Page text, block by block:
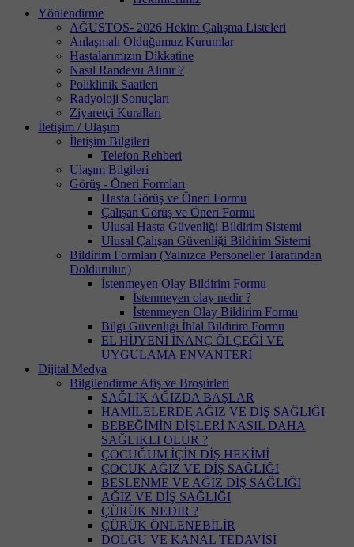
Yönlendirme
AĞUSTOS- 2026 Hekim Çalışma Listeleri
Anlaşmalı Olduğumuz Kurumlar
Hastalarımızın Dikkatine
Nasıl Randevu Alınır ?
Poliklinik Saatleri
Radyoloji Sonuçları
Ziyaretçi Kuralları
İletişim / Ulaşım
İletişim Bilgileri
Telefon Rehberi
Ulaşım Bilgileri
Görüş - Öneri Formları
Hasta Görüş ve Öneri Formu
Çalışan Görüş ve Öneri Formu
Ulusal Hasta Güvenliği Bildirim Sistemi
Ulusal Çalışan Güvenliği Bildirim Sistemi
Bildirim Formları (Yalnızca Personeller Tarafından
Doldurulur.)
İstenmeyen Olay Bildirim Formu
İstenmeyen olay nedir ?
İstenmeyen Olay Bildirim Formu
Bilgi Güvenliği İhlal Bildirim Formu
EL HİJYENİ İNANÇ ÖLÇEĞİ VE
UYGULAMA ENVANTERİ
Dijital Medya
Bilgilendirme Afiş ve Broşürleri
SAĞLIK AĞIZDA BAŞLAR
HAMİLELERDE AĞIZ VE DİŞ SAĞLIĞI
BEBEĞİMİN DİŞLERİ NASIL DAHA
SAĞLIKLI OLUR ?
ÇOCUĞUM İÇİN DİŞ HEKİMİ
ÇOCUK AĞIZ VE DİŞ SAĞLIĞI
BESLENME VE AĞIZ DİŞ SAĞLIĞI
AĞIZ VE DİŞ SAĞLIĞI
ÇÜRÜK NEDİR ?
ÇÜRÜK ÖNLENEBİLİR
DOLGU VE KANAL TEDAVİSİ